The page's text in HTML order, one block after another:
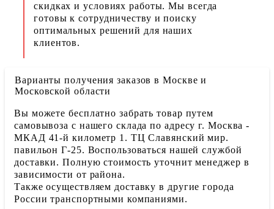
скидках и условиях работы. Мы всегда
готовы к сотрудничеству и поиску
оптимальных решений для наших
клиентов.
Варианты получения заказов в Москве и
Московской области
Вы можете бесплатно забрать товар путем
самовывоза с нашего склада по адресу г. Москва -
МКАД 41-й километр 1. ТЦ Славянский мир.
павильон Г-25. Воспользоваться нашей службой
доставки. Полную стоимость уточнит менеджер в
зависимости от района.
Также осуществляем доставку в другие города
России транспортными компаниями.